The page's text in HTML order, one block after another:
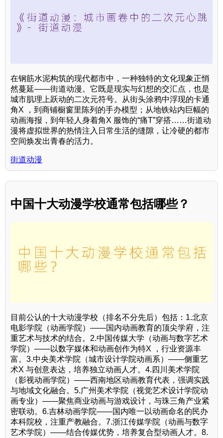
在钢筋水泥构筑的现代都市中，一种独特的文化现象正悄
然蔓延——街道动漫。它既是现实与幻想的交汇点，也是
城市肌理上跃动的二次元符号。从街头涂鸦中浮现的卡通
角X ，到商铺橱窗里陈列的手办模型；从地铁站内巨幅的
动画海报，到年轻人身着角X 服饰的“痛T”穿搭……街道动
漫将虚拟世界的热情注入日常生活的缝隙，让冷硬的都市
空间焕发出青春的活力。
街道动漫
中国十大动漫学校通常包括哪些？
目前公认的十大动漫学校（排名不分先后）包括：1.北京
电影学院（动画学院）——国内动画教育的顶尖学府，注
重艺术与技术的结合。2.中国传媒大学（动画与数字艺术
学院）——以数字媒体和动画创作为特X ，行业资源丰
富。3.中央美术学院（城市设计学院动画系）——侧重艺
术X 与创意表达，培养独立动画人才。4.四川美术学院
（影视动画学院）——西南地区动画教育代表，强调实践
与地域文化融合。5.广州美术学院（视觉艺术设计学院动
画专业）——聚焦商业动画与游戏设计，与珠三角产业紧
密联动。6.吉林动画学院——国内唯一以动画命名的民办
本科院校，注重产教融合。7.浙江传媒学院（动画与数字
艺术学院）——结合传媒优势，培养复合型动画人才。8.